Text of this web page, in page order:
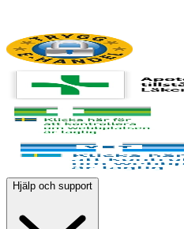
Hjälp och support